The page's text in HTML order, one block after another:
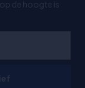
de hoogte is